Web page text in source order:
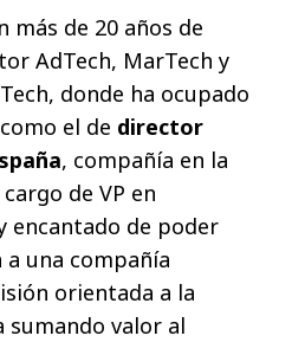
más de 20 años de
AdTech, MarTech y
donde ha ocupado
el de director
, compañía en la
de VP en
encantado de poder
a una compañía
orientada a la
valor al